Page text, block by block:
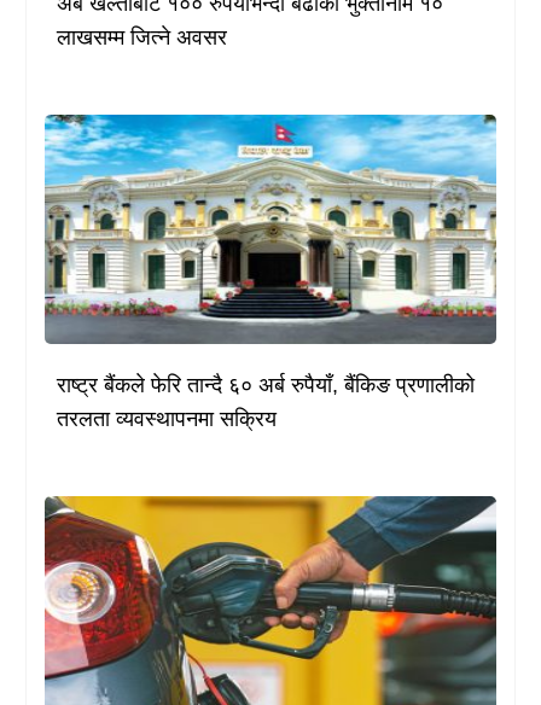
लाखसम्म जित्ने अवसर
राष्ट्र बैंकले फेरि तान्दै ६० अर्ब रुपैयाँ, बैंकिङ प्रणालीको
तरलता व्यवस्थापनमा सक्रिय